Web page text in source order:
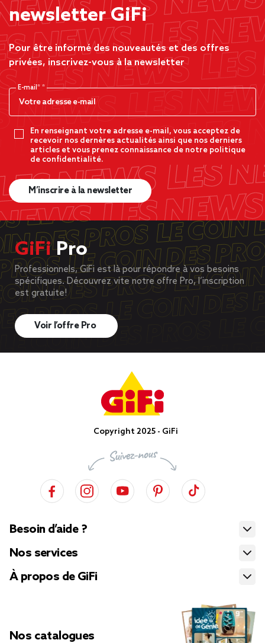
newsletter GiFi
Pour être informé des nouveautés et des offres
privées, inscrivez-vous à la newsletter
E-mail*
En renseignant votre adresse e-mail, vous acceptez de
recevoir nos dernères actualités ainsi que nos derniers
articles et vous prenez connaissance de notre politique
de confidentialité.
M’inscrire à la newsletter
GiFiPro
Professionnels, GiFi est là pour répondre à vos besoins
spécifiques. Découvrez vite notre offre Pro, l’inscription
est gratuite!
Voir l’offre Pro
Copyright 2025 - GiFi
Besoin d’aide ?
Nos services
À propos de GiFi
Nos catalogues